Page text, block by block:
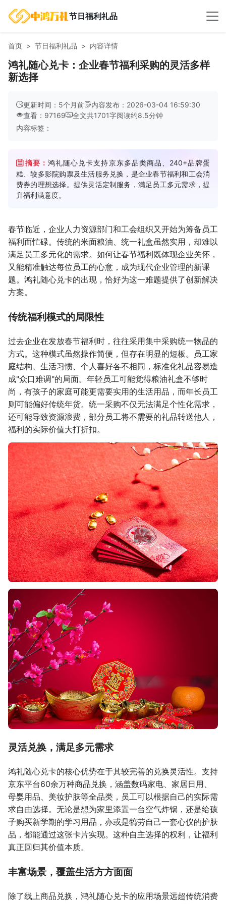
节日福利礼品
首页 节日福利礼品 内容详情
鸿礼随心兑卡：企业春节福利采购的灵活多样
新选择
更新时间：5个月前
内容发布：2026-03-04 16:59:30
查看：97169
全文共1701字阅读约8.5分钟
内容标签：
摘要：鸿礼随心兑卡支持京东多品类商品、240+品牌蛋
糕、较多影院购票及生活服务兑换，是企业春节福利和工会消
费券的理想选择。提供灵活定制服务，满足员工多元需求，提
升福利满意度。
春节临近，企业人力资源部门和工会组织又开始为筹备员工
福利而忙碌。传统的米面粮油、统一礼盒虽然实用，却难以
满足员工多元化的需求。如何让春节福利既体现企业关怀，
又能精准触达每位员工的心意，成为现代企业管理的新课
题。鸿礼随心兑卡的出现，恰好为这一难题提供了创新解决
方案。
传统福利模式的局限性
过去企业在发放春节福利时，往往采用集中采购统一物品的
方式。这种模式虽然操作简便，但存在明显的短板。员工家
庭结构、生活习惯、个人喜好各不相同，标准化礼品容易造
成"众口难调"的局面。年轻员工可能觉得粮油礼盒不够时
尚，有孩子的家庭可能更需要实用的生活用品，而年长员工
则可能偏好传统年货。统一采购不仅无法满足个性化需求，
还可能导致资源浪费，部分员工将不需要的礼品转送他人，
福利的实际价值大打折扣。
灵活兑换，满足多元需求
鸿礼随心兑卡的核心优势在于其较完善的兑换灵活性。支持
京东平台60余万种商品兑换，涵盖数码家电、家居日用、
母婴用品、美妆护肤等全品类，员工可以根据自己的实际需
求自由选择。无论是想为家里添置一台空气炸锅，还是给孩
子购买新学期的学习用品，亦或是犒劳自己一套心仪的护肤
品，都能通过这张卡片实现。这种自主选择的权利，让福利
真正回归其价值本质。
丰富场景，覆盖生活方方面面
除了线上商品兑换，鸿礼随心兑卡的应用场景远超传统消费